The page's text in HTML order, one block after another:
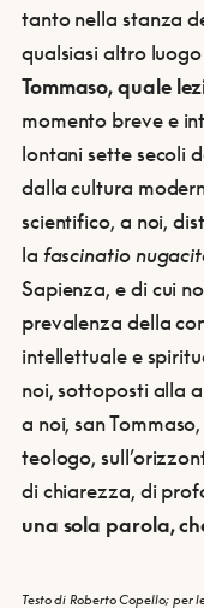
tanto nella stanza
qualsiasi altro
Tommaso, quale
momento breve e
lontani sette secoli
dalla cultura
scientifico, a noi,
la fascinatio
Sapienza, e di cui
prevalenza della
intellettuale e
noi, sottoposti alla
a noi, san
teologo,
di chiarezza, di
una sola parola,
Testo di Roberto Copello; per